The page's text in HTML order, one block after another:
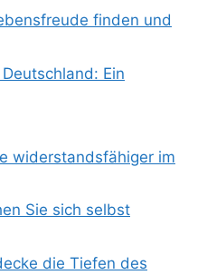
finden und
Ein
widerstandsfähiger im
Sie sich selbst
die Tiefen des